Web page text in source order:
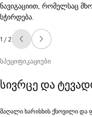
ნავიგაციით, რომელსაც
სჭირდება.
1 / 2 წინა სლაიდი
შემდეგი
ᲡᲞᲔᲪᲘᲤᲘᲙᲐᲪᲘᲔᲑᲘ
სივრცე და
მაღალი ხარისხის ქსოვილი და